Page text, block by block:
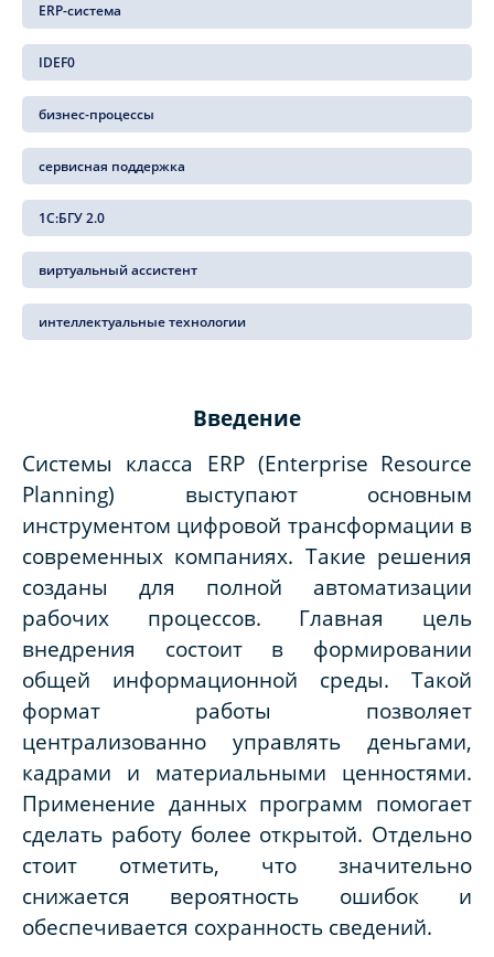
ERP-система
IDEF0
бизнес-процессы
сервисная поддержка
1С:БГУ 2.0
виртуальный ассистент
интеллектуальные технологии
Введение
Системы класса ERP (Enterprise Resource
Planning) выступают основным
инструментом цифровой трансформации в
современных компаниях. Такие решения
созданы для полной автоматизации
рабочих процессов. Главная цель
внедрения состоит в формировании
общей информационной среды. Такой
формат работы позволяет
централизованно управлять деньгами,
кадрами и материальными ценностями.
Применение данных программ помогает
сделать работу более открытой. Отдельно
стоит отметить, что значительно
снижается вероятность ошибок и
обеспечивается сохранность сведений.